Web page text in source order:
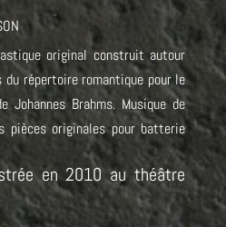
original construit autour
du répertoire romantique pour le
Johannes Brahms. Musique de
pièces originales pour batterie
en 2010 au théâtre